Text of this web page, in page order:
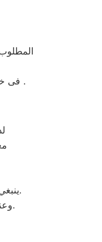
فى خلال 48 ساعة عمل و ارقام صيانة دايو بعمارات العبور موضحة بالصفحة الرسمية صيانة دايو كما تجدها فى اعلى الصفحة الخاصة بفرع صيانة دايو بعمارات العبور .
ينبغي على المستخدمين تقديم العناية اللازمة لأجهزتهم من خلال تحسينها بشكل جيد والحفاظ عليها نظيفة ومحمية من العوامل الخارجية التي يمكن أن تؤثر على أدائها.
وعند وجود مشاكل، ينبغي الاتصال بالفنيين المعتمدين لصيانة دايو للحصول على أفضل الحلول والخدمات الفعالة للمساعدة في استعادة أداء الأجهزة بأفضل حالاتها.